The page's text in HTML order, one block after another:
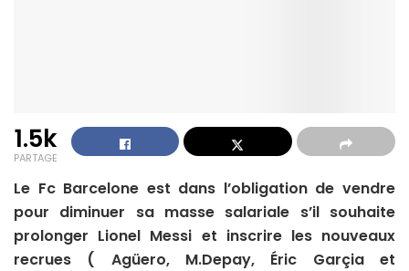
1.5k
PARTAGE
Le Fc Barcelone est dans l’obligation de vendre
pour diminuer sa masse salariale s’il souhaite
prolonger Lionel Messi et inscrire les nouveaux
recrues ( Agüero, M.Depay, Éric Garçia et